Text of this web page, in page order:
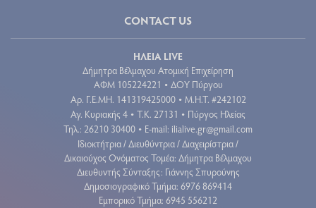
CONTACT US
ΗΛΕΙΑ LIVE
Δήμητρα Βέλμαχου Ατομική Επιχείρηση
ΑΦΜ 105224221 • ΔΟΥ Πύργου
Aρ. Γ.Ε.ΜΗ. 141319425000 • Μ.Η.Τ. #242102
Αγ. Κυριακής 4 • Τ.Κ. 27131 • Πύργος Ηλείας
Τηλ.: 26210 30400 • E-mail: ilialive.gr@gmail.com
Ιδιοκτήτρια / Διευθύντρια / Διαχειρίστρια /
Δικαιούχος Ονόματος Τομέα: Δήμητρα Βέλμαχου
Διευθυντής Σύνταξης: Γιάννης Σπυρούνης
Δημοσιογραφικό Τμήμα: 6976 869414
Εμπορικό Τμήμα: 6945 556212